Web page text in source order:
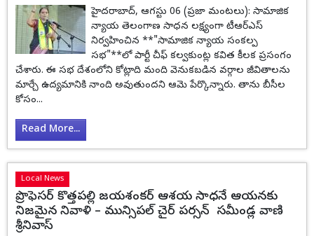
హైదరాబాద్, ఆగస్టు 06 (ప్రజా మంటలు): సామాజిక
న్యాయ తెలంగాణ సాధన లక్ష్యంగా టీఆర్ఎస్
నిర్వహించిన **"సామాజిక న్యాయ సంకల్ప
సభ"**లో పార్టీ చీఫ్ కల్వకుంట్ల కవిత కీలక ప్రసంగం
చేశారు. ఈ సభ దేశంలోని కోట్లాది మంది వెనుకబడిన వర్గాల జీవితాలను
మార్చే ఉద్యమానికి నాంది అవుతుందని ఆమె పేర్కొన్నారు. తాను బీసీల
కోసం...
Read More...
Local News
ప్రొఫెసర్ కొత్తపల్లి జయశంకర్ ఆశయ సాధనే ఆయనకు
నిజమైన నివాళి – మున్సిపల్ చైర్ పర్సన్ సమీండ్ల వాణి
శ్రీనివాస్